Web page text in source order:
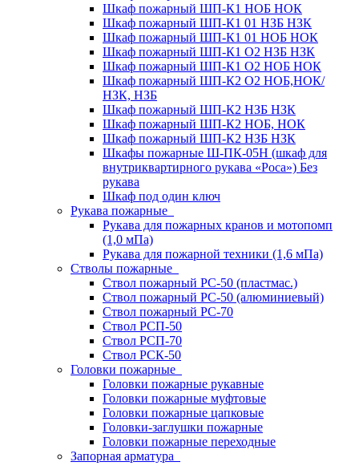
Шкаф пожарный ШП-К1 НОБ НОК
Шкаф пожарный ШП-К1 01 НЗБ НЗК
Шкаф пожарный ШП-К1 01 НОБ НОК
Шкаф пожарный ШП-К1 О2 НЗБ НЗК
Шкаф пожарный ШП-К1 О2 НОБ НОК
Шкаф пожарный ШП-К2 О2 НОБ,НОК/
НЗК, НЗБ
Шкаф пожарный ШП-К2 НЗБ НЗК
Шкаф пожарный ШП-К2 НОБ, НОК
Шкаф пожарный ШП-К2 НЗБ НЗК
Шкафы пожарные Ш-ПК-05Н (шкаф для
внутриквартирного рукава «Роса») Без
рукава
Шкаф под один ключ
Рукава пожарные
Рукава для пожарных кранов и мотопомп
(1,0 мПа)
Рукава для пожарной техники (1,6 мПа)
Стволы пожарные
Ствол пожарный РС-50 (пластмас.)
Ствол пожарный РС-50 (алюминиевый)
Ствол пожарный РС-70
Ствол РСП-50
Ствол РСП-70
Ствол РСК-50
Головки пожарные
Головки пожарные рукавные
Головки пожарные муфтовые
Головки пожарные цапковые
Головки-заглушки пожарные
Головки пожарные переходные
Запорная арматура